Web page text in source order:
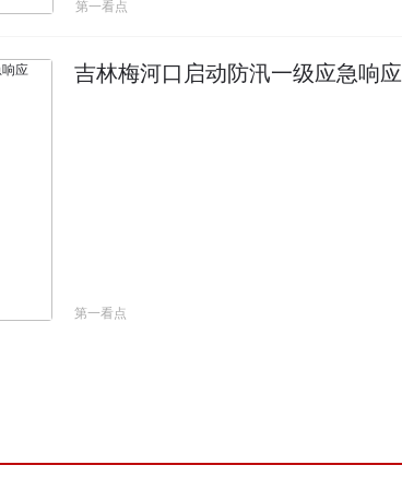
第一看点
吉林梅河口启动防汛一级应急响应
第一看点